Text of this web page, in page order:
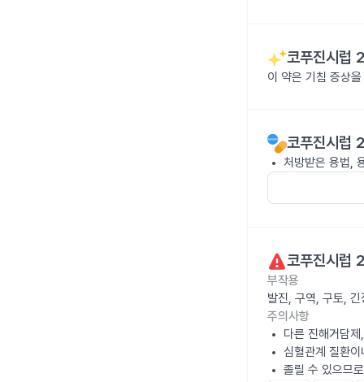
코푸진시럽
이 약은 기침 증상
코푸진시럽
처방받은 용법,
코푸진시럽
부작용
발진, 구역, 구토,
주의사항
다른 진해거담
심혈관계 질환
졸릴 수 있으므